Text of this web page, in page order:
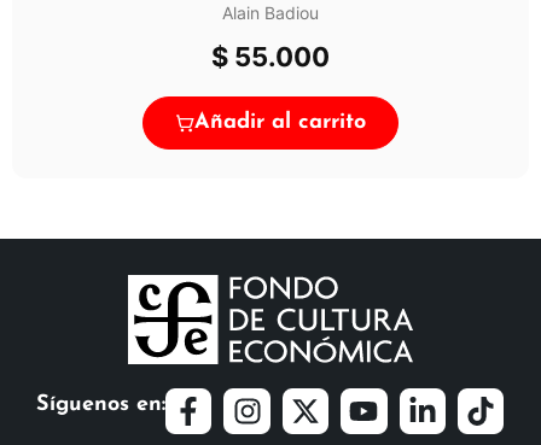
Alain Badiou
$ 55.000
Añadir al carrito
Síguenos en: